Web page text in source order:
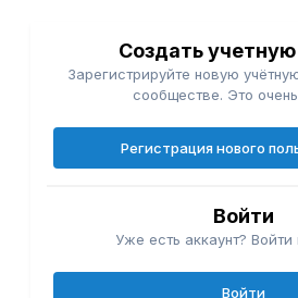
Создать учетную
Зарегистрируйте новую
сообществе. Это
Регистрация нового
Войти
Уже есть аккаунт? Войти
Войти